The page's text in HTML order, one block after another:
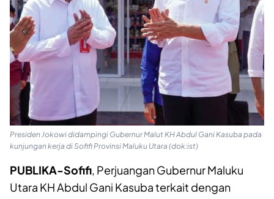
Presiden Jokowi didampingi Gubernur Malut KH Abdul Gani Kasuba pada
kunjungan kerja di Sofifi Provinsi Maluku Utara (dok:ist)
PUBLIKA-Sofifi , Perjuangan Gubernur Maluku
Utara KH Abdul Gani Kasuba terkait dengan